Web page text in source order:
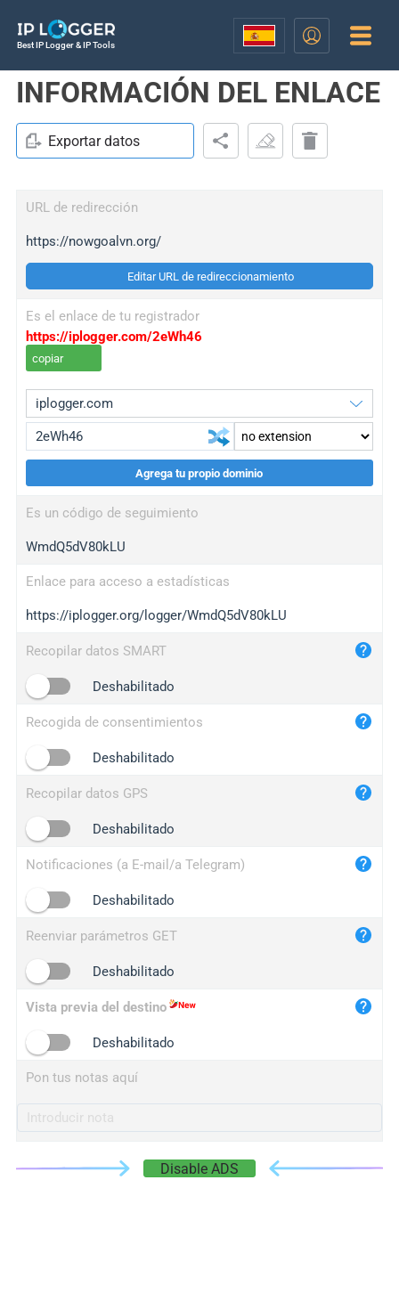
Best IP Logger & IP Tools
INFORMACIÓN DEL ENLACE
Exportar datos
URL de redirección
https://nowgoalvn.org/
Editar URL de redireccionamiento
Es el enlace de tu registrador
https://iplogger.com/2eWh46
copiar
wl.gl
ed.tc
iplogger.com
maper.info
2no.co
yip.su
iplogger.info
Agrega tu propio dominio
Es un código de seguimiento
WmdQ5dV80kLU
Enlace para acceso a estadísticas
https://iplogger.org/logger/WmdQ5dV80kLU
Recopilar datos SMART
Deshabilitado
Recogida de consentimientos
Deshabilitado
Recopilar datos GPS
Deshabilitado
Notificaciones (a E-mail/a Telegram)
Deshabilitado
Reenviar parámetros GET
Deshabilitado
Vista previa del destino
Deshabilitado
Pon tus notas aquí
Disable ADS